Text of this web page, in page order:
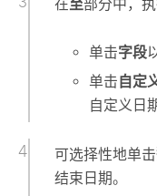
在至部分中，
单击字段
单击 自定
自定义日
可选择性地单击
结束日期。